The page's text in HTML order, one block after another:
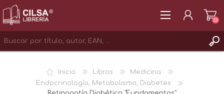
INICIAR SESIÓN
(0)
Inicio Libros
Medicina
Endocrinología, Metabolismo, Diabetes